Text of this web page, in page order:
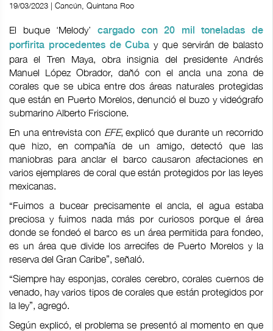
19/03/2023 | Cancún, Quintana Roo
El buque ‘Melody’ cargado con 20 mil toneladas de
porfirita procedentes de Cuba y que servirán de balasto
para el Tren Maya, obra insignia del presidente Andrés
Manuel López Obrador, dañó con el ancla una zona de
corales que se ubica entre dos áreas naturales protegidas
que están en Puerto Morelos, denunció el buzo y videógrafo
submarino Alberto Friscione.
En una entrevista con EFE, explicó que durante un recorrido
que hizo, en compañía de un amigo, detectó que las
maniobras para anclar el barco causaron afectaciones en
varios ejemplares de coral que están protegidos por las leyes
mexicanas.
“Fuimos a bucear precisamente el ancla, el agua estaba
preciosa y fuimos nada más por curiosos porque el área
donde se fondeó el barco es un área permitida para fondeo,
es un área que divide los arrecifes de Puerto Morelos y la
reserva del Gran Caribe”, señaló.
“Siempre hay esponjas, corales cerebro, corales cuernos de
venado, hay varios tipos de corales que están protegidos por
la ley”, agregó.
Según explicó, el problema se presentó al momento en que